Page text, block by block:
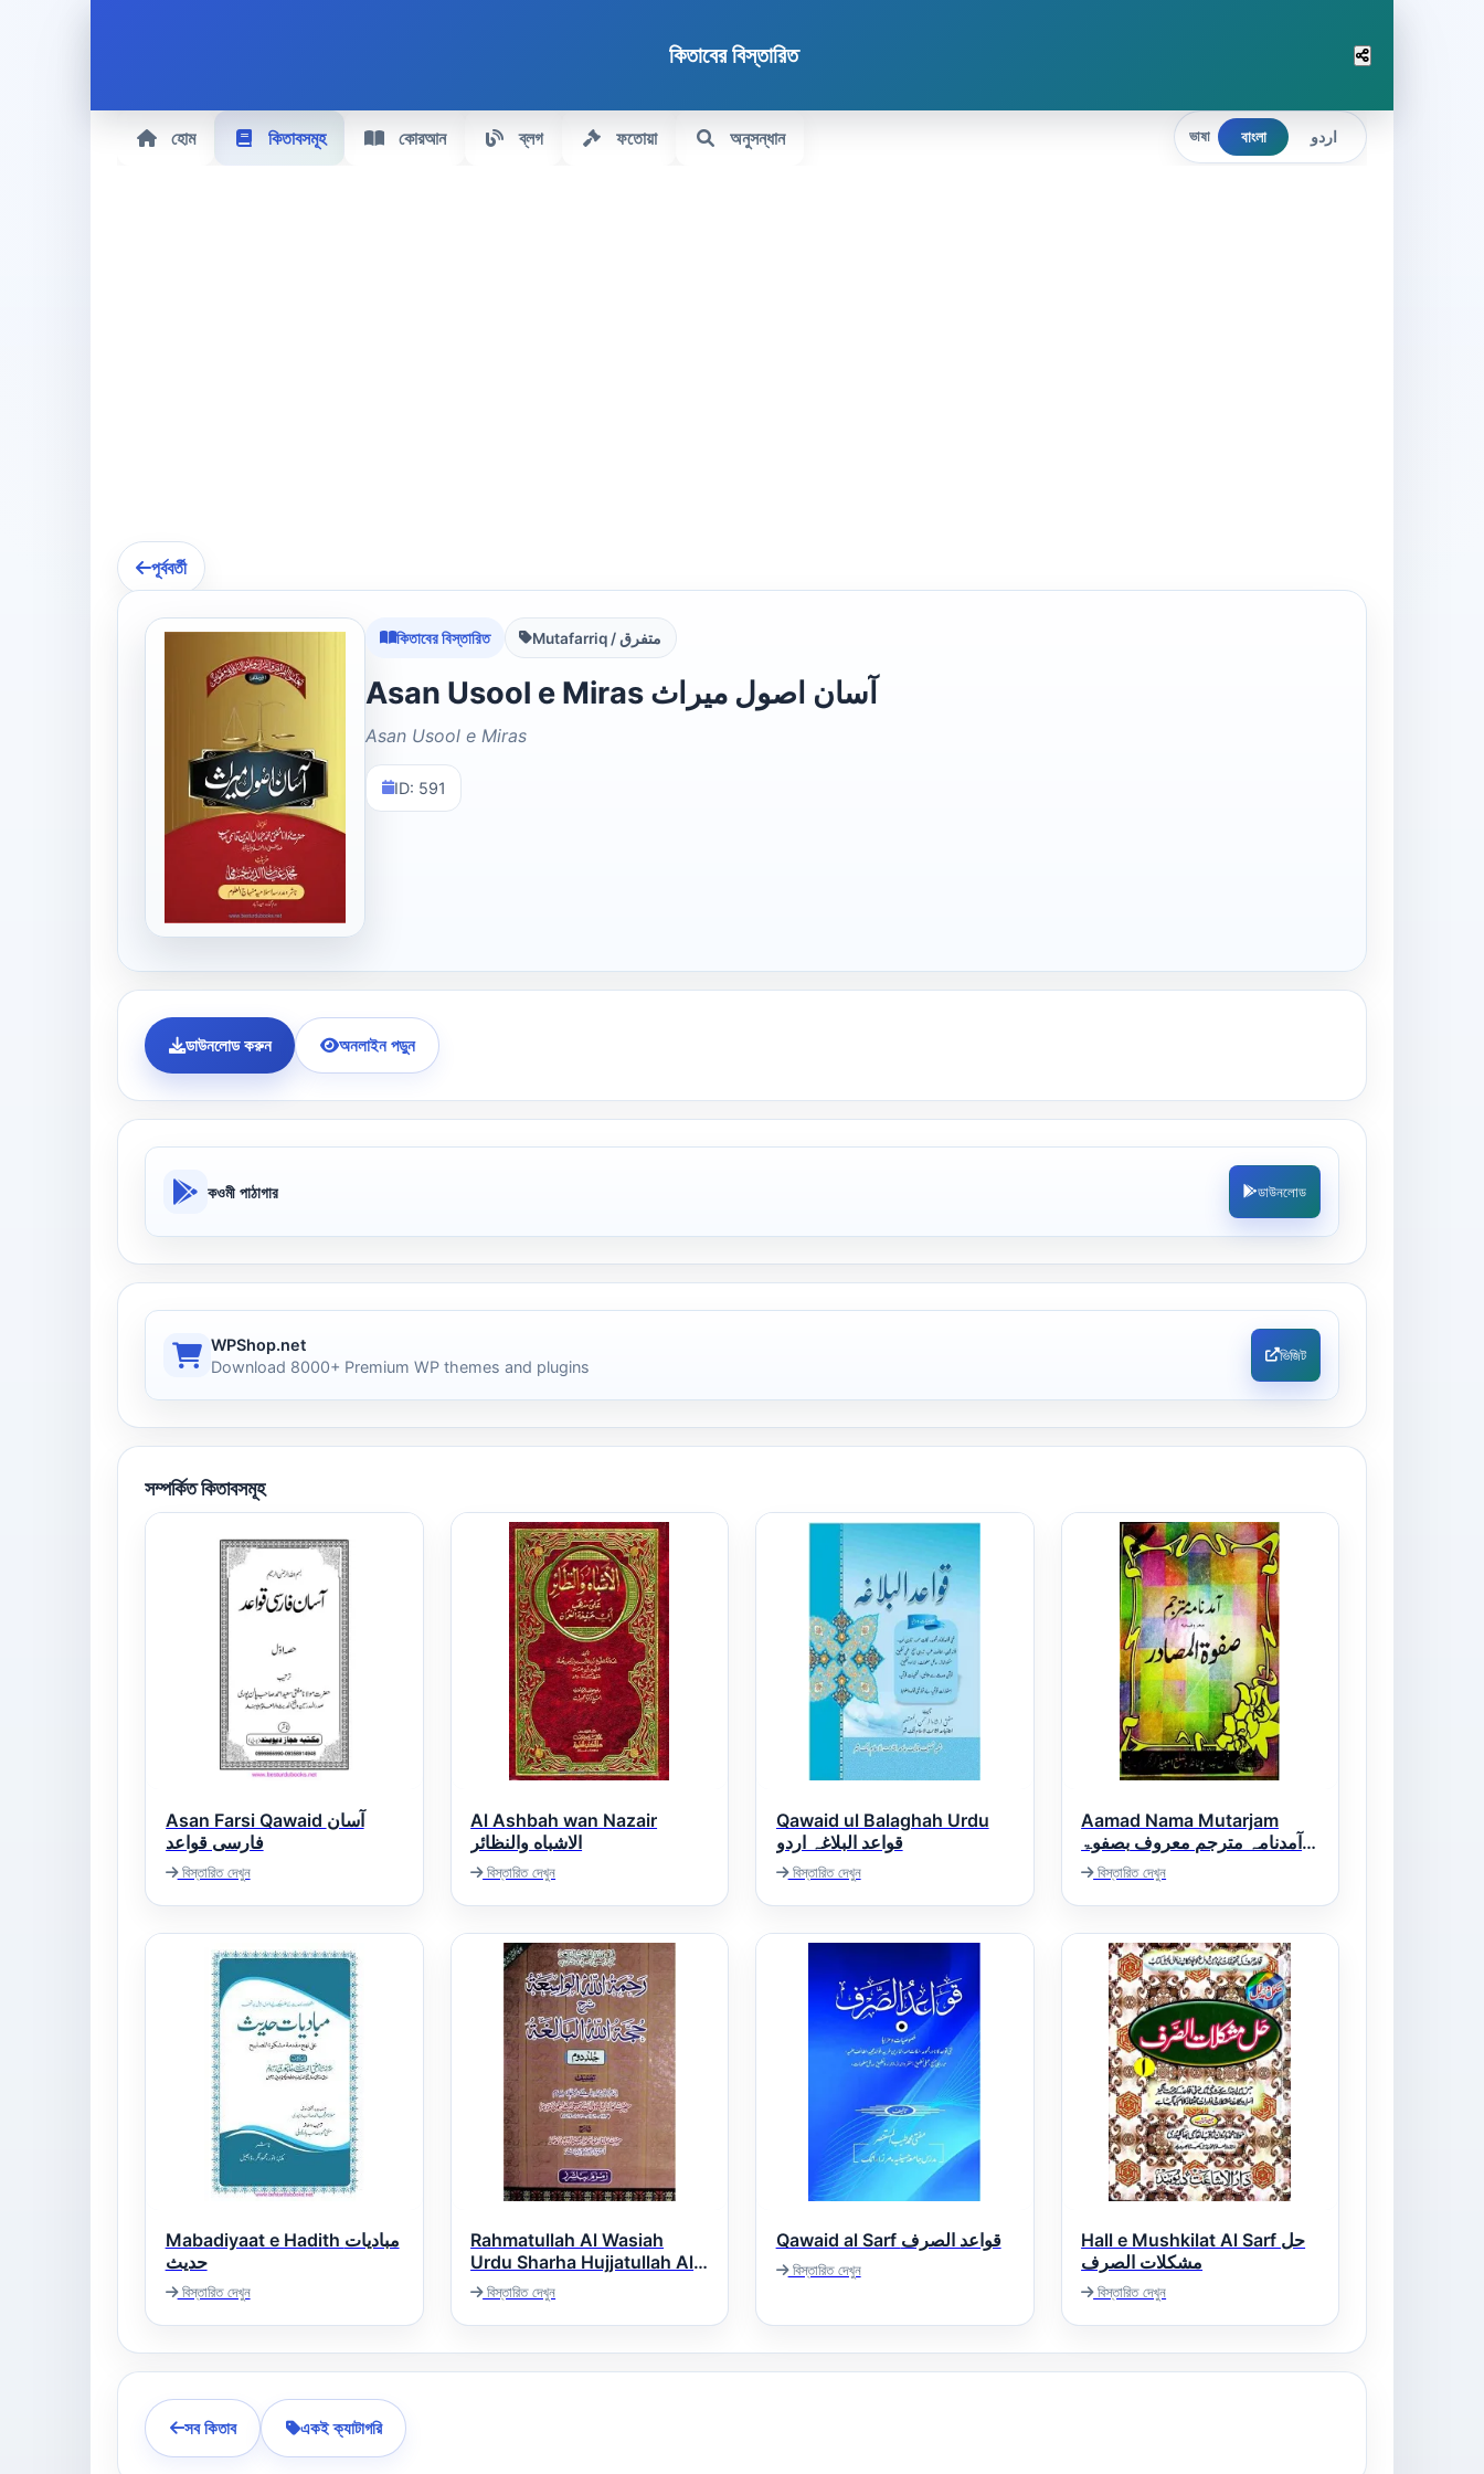
কিতাবের বিস্তারিত
হোম কিতাবসমূহ কোরআন ব্লগ ফতোয়া অনুসন্ধান ভাষা বাংলা اردو
পূর্ববর্তী
কিতাবের বিস্তারিত Mutafarriq / متفرق
Asan Usool e Miras آسان اصول میراث
Asan Usool e Miras
ID: 591
ডাউনলোড করুন অনলাইন পড়ুন
কওমী পাঠাগার ডাউনলোড
WPShop.net
Download 8000+ Premium WP themes and plugins
ভিজিট
সম্পর্কিত কিতাবসমূহ
Asan Farsi Qawaid آسان
فارسی قواعد
বিস্তারিত দেখুন
Al Ashbah wan Nazair
الاشباه والنظائر
বিস্তারিত দেখুন
Qawaid ul Balaghah Urdu
قواعد البلاغہ اردو
বিস্তারিত দেখুন
Aamad Nama Mutarjam
آمدنامہ مترجم معروف بصفوۃ
المصادر
বিস্তারিত দেখুন
Mabadiyaat e Hadith مبادیات
حدیث
বিস্তারিত দেখুন
Rahmatullah Al Wasiah
Urdu Sharha Hujjatullah Al
Baligha رحمۃ اللہ الواسعۃ اردو
شرح حجۃ اللہ البالغۃ
বিস্তারিত দেখুন
Qawaid al Sarf قواعد الصرف
বিস্তারিত দেখুন
Hall e Mushkilat Al Sarf حل
مشکلات الصرف
বিস্তারিত দেখুন
সব কিতাব একই ক্যাটাগরি